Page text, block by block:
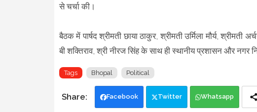
से चर्चा की।
बैठक में पार्षद श्रीमती छाया ठाकुर, श्रीमती उर्मिला मौर्य, श्रीमती
बी शक्तिराव, श्री नीरज सिंह के साथ ही स्थानीय प्रशासन और नगर
Tags Bhopal Political
Facebook Twitter Whatsapp